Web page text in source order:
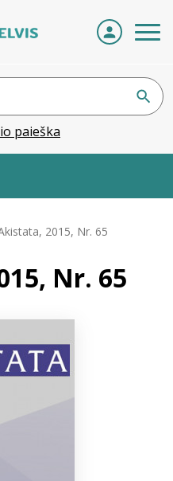
paieška
2015, Nr. 65
Nr. 65